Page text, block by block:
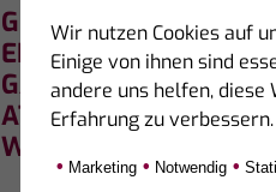
GEPFLEGTE
GARTEN UND
ATTRAKTIVER LAGE
WARENDORF
Wir nutzen Cookies auf
Einige von ihnen sind
andere uns helfen, diese
Erfahrung zu verbessern.
• Marketing • Notwendig •